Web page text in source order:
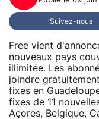
Suivez-nous
Free vient
nouveaux pays
illimitée. Les
joindre
fixes en
fixes de 11
Açores, Belgique,